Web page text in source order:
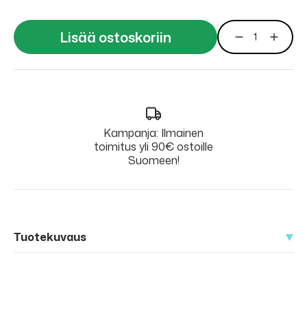
Lisää ostoskoriin
Kampanja: Ilmainen
toimitus yli 90€ ostoille
Suomeen!
Tuotekuvaus